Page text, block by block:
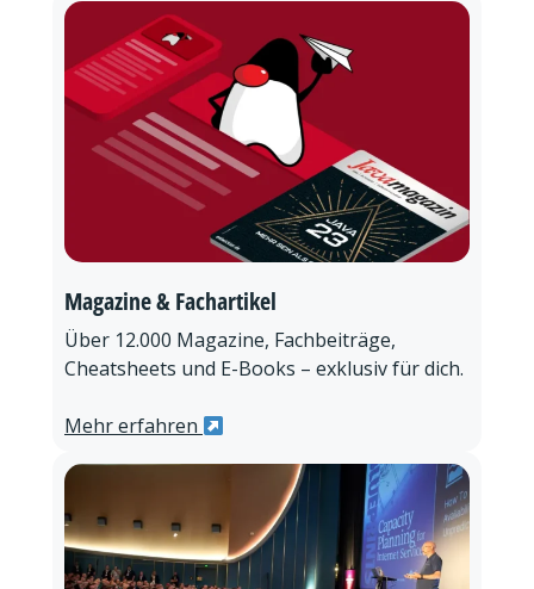
Magazine & Fachartikel
Über 12.000 Magazine, Fachbeiträge,
Cheatsheets und E-Books – exklusiv für dich.
Mehr erfahren